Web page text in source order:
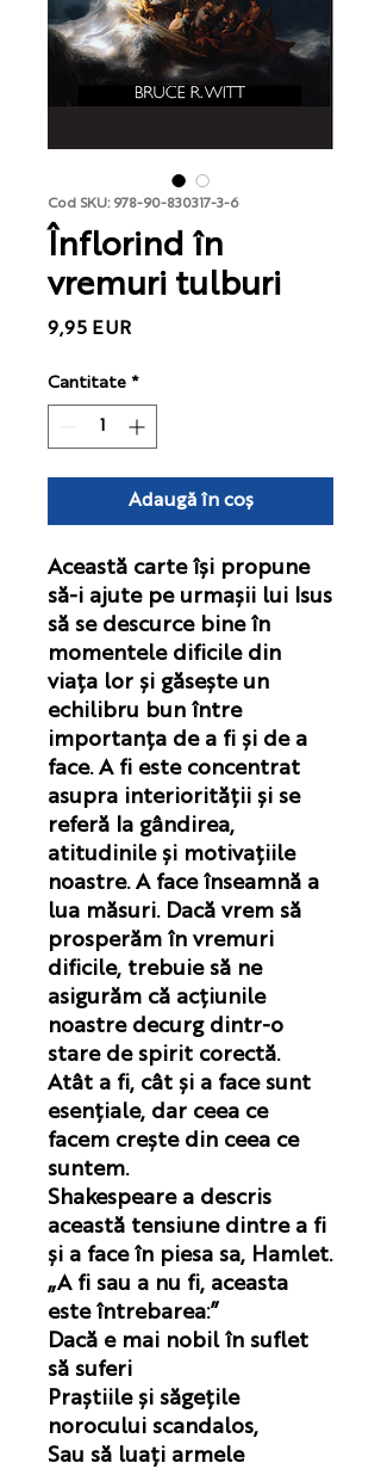
Cod SKU: 978-90-830317-3-6
Înflorind în
vremuri tulburi
9,95 EURPreț
Cantitate *
Adaugă în coș
Această carte își propune
să-i ajute pe urmașii lui Isus
să se descurce bine în
momentele dificile din
viața lor și găsește un
echilibru bun între
importanța de a fi și de a
face. A fi este concentrat
asupra interiorității și se
referă la gândirea,
atitudinile și motivațiile
noastre. A face înseamnă a
lua măsuri. Dacă vrem să
prosperăm în vremuri
dificile, trebuie să ne
asigurăm că acțiunile
noastre decurg dintr-o
stare de spirit corectă.
Atât a fi, cât și a face sunt
esențiale, dar ceea ce
facem crește din ceea ce
suntem.
Shakespeare a descris
această tensiune dintre a fi
și a face în piesa sa, Hamlet.
„A fi sau a nu fi, aceasta
este întrebarea:”
Dacă e mai nobil în suflet
să suferi
Praștiile și săgețile
norocului scandalos,
Sau să luați armele